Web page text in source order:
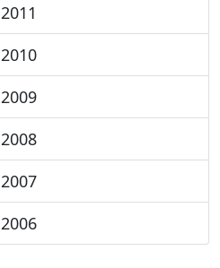
2011
2010
2009
2008
2007
2006